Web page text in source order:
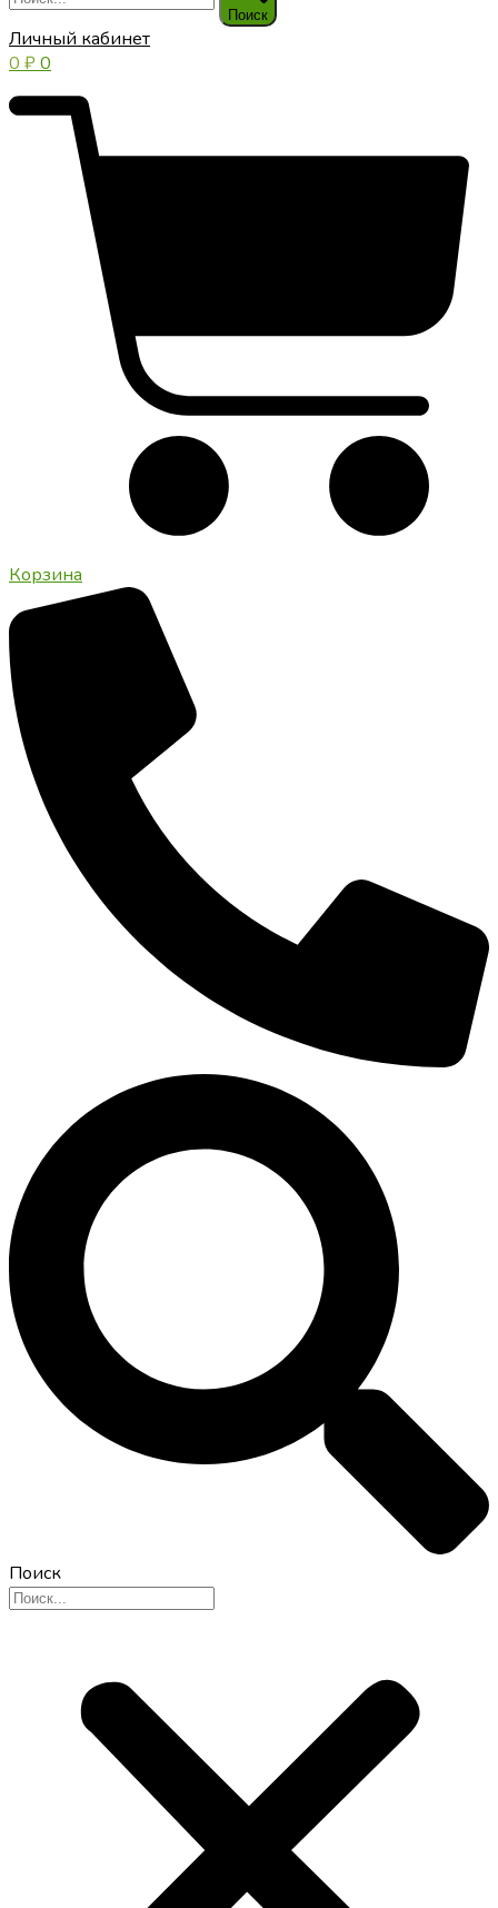
Поиск
Личный кабинет
0 ₽0
Корзина
Поиск